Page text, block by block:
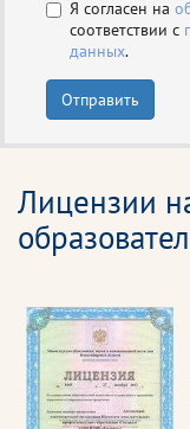
Я согласен на
соответствии с
данных.
Отправить
Лицензии